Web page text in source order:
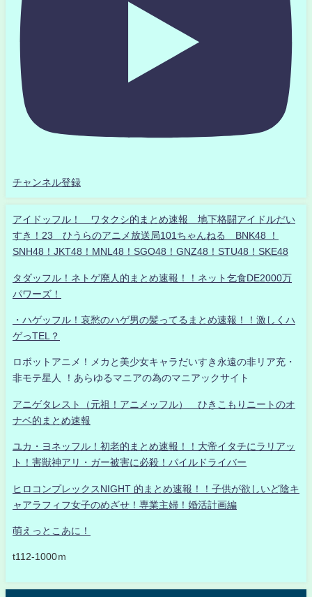
チャンネル登録
アイドッフル！ ワタクシ的まとめ速報 地下格闘アイドルだい
すき！23 ひうらのアニメ放送局101ちゃんねる BNK48 ！
SNH48！JKT48！MNL48！SGO48！GNZ48！STU48！SKE48
タダッフル！ネトゲ廃人的まとめ速報！！ネット乞食DE2000万
パワーズ！
・ハゲッフル！哀愁のハゲ男の髪ってるまとめ速報！！激しくハ
ゲっTEL？
ロボットアニメ！メカと美少女キャラだいすき永遠の非リア充・
非モテ星人 ！あらゆるマニアの為のマニアックサイト
アニゲタレスト（元祖！アニメッフル） ひきこもりニートのオ
ナベ的まとめ速報
ユカ・ヨネッフル！初老的まとめ速報！！大帝イタチにラリアッ
ト！害獣神アリ・ガー被害に必殺！パイルドライバー
ヒロコンプレックスNIGHT 的まとめ速報！！子供が欲しいど陰キ
ャアラフィフ女子のめざせ！専業主婦！婚活計画編
萌えっとこあに！
t112-1000ｍ